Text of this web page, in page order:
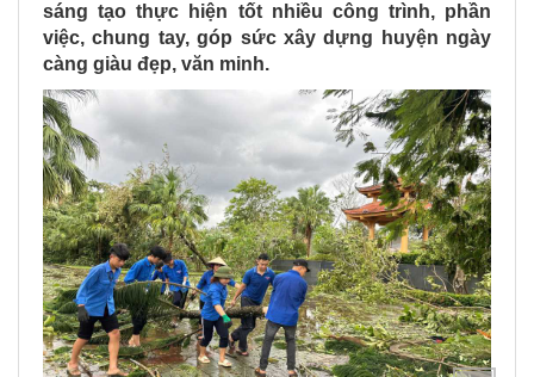
sáng tạo thực hiện tốt nhiều công trình, phần
việc, chung tay, góp sức xây dựng huyện ngày
càng giàu đẹp, văn minh.